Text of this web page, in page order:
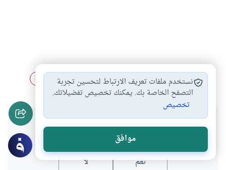
الدعوة الإسلامية #الإعجاز العلمي الاكتشافات العلمية
هل انتفعت بهذا المحتوى؟
نعم لا
نستخدم ملفات تعريف الارتباط لتحسين تجربة
التصفح الخاصة بك. يمكنك تخصيص تفضيلاتك.
تخصيص
موافق